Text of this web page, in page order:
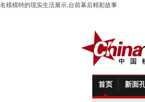
名模模特的现实生活展示,台前幕后精彩故事
首页 新面